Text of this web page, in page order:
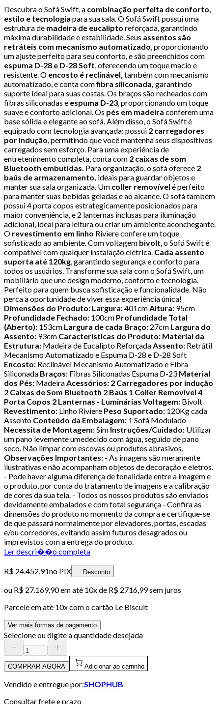
Descubra o Sofá Swift, a combinação perfeita de conforto,
estilo e tecnologia para sua sala. O Sofá Swift possui uma
estrutura de madeira de eucalipto reforçada, garantindo
máxima durabilidade e estabilidade. Seus assentos são
retráteis com mecanismo automatizado, proporcionando
um ajuste perfeito para seu conforto, e são preenchidos com
espuma D-28 e D-28 Soft, oferecendo um toque macio e
resistente. O encosto é reclinável, também com mecanismo
automatizado, e conta comfibra siliconada, garantindo
suporte ideal para suas costas. Os braços são recheados com
fibras siliconadas e espuma D-23, proporcionando um toque
suave e conforto adicional. Os pés em madeira conferem uma
base sólida e elegante ao sofá. Além disso, o Sofá Swift é
equipado com tecnologia avançada: possui 2 carregadores
por indução, permitindo que você mantenha seus dispositivos
carregados sem esforço. Para uma experiência de
entretenimento completa, conta com 2 caixas de som
Bluetooth embutidas. Para organização, o sofá oferece 2
baús de armazenamento, ideais para guardar objetos e
manter sua sala organizada. Um coller removível é perfeito
para manter suas bebidas geladas e ao alcance. O sofá também
possui 4 porta copos estrategicamente posicionados para
maior conveniência, e 2 lanternas inclusas para iluminação
adicional, ideal para leitura ou criar um ambiente aconchegante.
O revestimento em linho Riviere confere um toque
sofisticado ao ambiente. Com voltagem bivolt, o Sofá Swift é
compatível com qualquer instalação elétrica. Cada assento
suporta até 120kg, garantindo segurança e conforto para
todos os usuários. Transforme sua sala com o Sofá Swift, um
mobiliário que une design moderno, conforto e tecnologia.
Perfeito para quem busca sofisticação e funcionalidade. Não
perca a oportunidade de viver essa experiência única!
Dimensões do Produto: Largura:401cmAltura: 95cm
Profundidade Fechado: 100cm Profundidade Total
(Aberto): 153cm Largura de cada Braço: 27cm Largura do
Assento: 93cm Características do Produto: Material da
Estrutura: Madeira de Eucalipto ReforçadaAssento: Retrátil
Mecanismo Automatizado e Espuma D-28 e D-28 Soft
Encosto: Reclinável Mecanismo Automatizado e Fibra
Siliconada Braços: Fibras Siliconadas Espuma D-23 Material
dos Pés: MadeiraAcessórios: 2 Carregadores por indução
2 Caixas de Som Bluetooth 2 Baús 1 Coller Removível 4
Porta Copos 2 Lanternas - Luminárias Voltagem: Bivolt
Revestimento: Linho Riviere Peso Suportado: 120Kg cada
Assento Conteúdo da Embalagem: 1 Sofá Modulado
Necessita de Montagem:Sim Instruções/Cuidado: Utilizar
um pano levemente umedecido com água, seguido de pano
seco. Não limpar com escovas ou produtos abrasivos.
Observações Importantes: - As imagens são meramente
ilustrativas e não acompanham objetos de decoração e eletros.
- Pode haver alguma diferença de tonalidade entre a imagem e
o produto, por conta do tratamento de imagens e a calibração
de cores da sua tela. - Todos os nossos produtos são enviados
devidamente embalados e com total segurança - Confira as
dimensões do produto no momento da compra e certifique-se
de que passará normalmente por elevadores, portas, escadas
e/ou corredores, evitando assim futuros desagrados ou
imprevistos com a entrega do produto.
Ler descri��o completa
R$ 24.452,91no PIX Desconto
ou R$ 27.169,90em até 10x de R$ 2716,99 sem juros
Parcele em até 10x com o cartão Le Biscuit
Ver mais formas de pagamento
Selecione ou digite a quantidade desejada
COMPRAR AGORA Adicionar ao carrinho
Vendido e entregue por:SHOPHUB
Consultar frete e prazo